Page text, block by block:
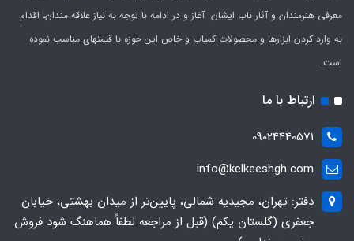
معرفی هنرمندان و آثار ناب ایشان آغاز و در ادامه با توجه به نیاز علاقه مندان، اقدام
به وارد کردن ابزارها و محصولات کمیاب و خاص این حوزه با قیمتهای مناسب نموده
است.
ارتباط با ما
09024440571
info@kelkeeshgh.com
دفتر: تهران، مجیدیه شمالی، پایین‌تر از میدان بهشتی، خیابان
جعفری (گلستان یکم) (قبل از مراجعه لطفاً هماهنگ شود فروش